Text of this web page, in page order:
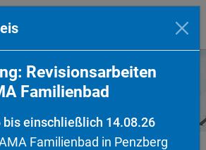
Revisionsarbeiten
Familienbad
bis einschließlich 14.08.26
Familienbad in Penzberg